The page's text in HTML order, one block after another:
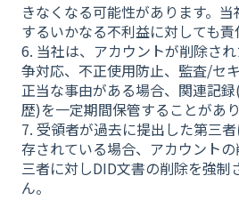
きなくなる可能性があります。
するいかなる不利益に対しても責
6. 当社は、アカウントが削除さ
争対応、不正使用防止、監査/セ
正当な事由がある場合、関連記
歴)を一定期間保管することがあり
7. 受領者が過去に提出した第三
存されている場合、アカウント
三者に対しDID文書の削除を強制
ん。